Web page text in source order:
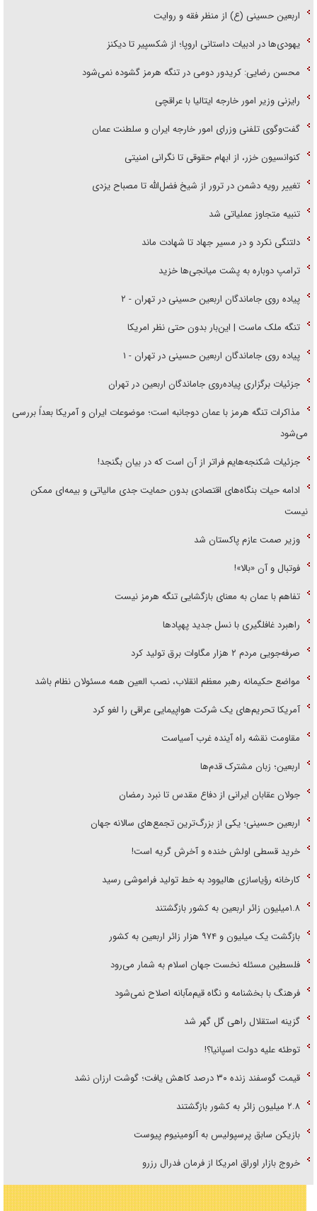
اربعین حسینی (ع) از منظر فقه و روایت
یهودی‌ها در ادبیات داستانی اروپا؛ از شکسپیر تا دیکنز
محسن رضایی: کریدور دومی در تنگه هرمز گشوده نمی‌شود
رایزنی وزیر امور خارجه ایتالیا با عراقچی
گفت‌وگوی تلفنی وزرای امور خارجه ایران و سلطنت عمان
کنوانسیون خزر، از ابهام حقوقی تا نگرانی امنیتی
تغییر رویه دشمن در ترور از شیخ فضل‌الله تا مصباح یزدی
تنبیه متجاوز عملیاتی شد
دلتنگی نکرد و در مسیر جهاد تا شهادت ماند
ترامپ دوباره به پشت میانجی‌ها خزید
پیاده روی جاماندگان اربعین حسینی در تهران - ۲
تنگه ملک ماست | این‌بار بدون حتی نظر امریکا
پیاده روی جاماندگان اربعین حسینی در تهران - ۱
جزئیات برگزاری پیاده‌روی جاماندگان اربعین در تهران
مذاکرات تنگه هرمز با عمان دوجانبه است؛ موضوعات ایران و آمریکا بعداً بررسی
می‌شود
جزئیات شکنجه‌هایم فراتر از آن است که در بیان بگنجد!
ادامه حیات بنگاه‌های اقتصادی بدون حمایت جدی مالیاتی و بیمه‌ای ممکن
نیست
وزیر صمت عازم پاکستان شد
فوتبال و آن «بالا»!
تفاهم با عمان به معنای بازگشایی تنگه هرمز نیست
راهبرد غافلگیری با نسل جدید پهپاد‌ها
صرفه‌جویی مردم ۲ هزار مگاوات برق تولید کرد
مواضع حکیمانه رهبر معظم انقلاب، نصب العین همه مسئولان نظام باشد
آمریکا تحریم‌های یک شرکت هواپیمایی عراقی را لغو کرد
مقاومت نقشه راه آینده غرب آسیاست
اربعین؛ زبان مشترک قدم‌ها
جولان عقابان ایرانی از دفاع مقدس تا نبرد رمضان
اربعین حسینی؛ یکی از بزرگ‌ترین تجمع‌های سالانه جهان
خرید قسطی اولش خنده و آخرش گریه است!
کارخانه رؤیاسازی هالیوود به خط تولید فراموشی رسید
۱.۸میلیون زائر اربعین به کشور بازگشتند
بازگشت یک میلیون و ۹۷۴ هزار زائر اربعین به کشور
فلسطین مسئله نخست جهان اسلام به شمار می‌رود
فرهنگ با بخشنامه و نگاه قیم‌مآبانه اصلاح نمی‌شود
گزینه استقلال راهی گل گهر شد
توطئه علیه دولت اسپانیا؟!
قیمت گوسفند زنده ۳۰ درصد کاهش یافت؛ گوشت ارزان نشد
۲.۸ میلیون زائر به کشور بازگشتند
بازیکن سابق پرسپولیس به آلومینیوم پیوست
خروج بازار اوراق امریکا از فرمان فدرال رزرو